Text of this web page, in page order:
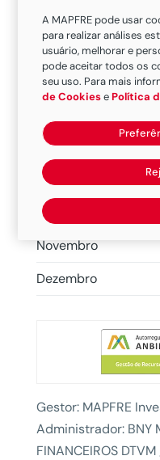
Abril
Maio
Junho
Agosto
Setembro
Outubro
Novembro
Dezembro
Gestor: MAPFRE
Administrador: BNY
FINANCEIROS
A MAPFRE pode usar
para realizar análises
usuário, melhorar e
pode aceitar todos os
seu uso. Para mais
de CookiesePolítica